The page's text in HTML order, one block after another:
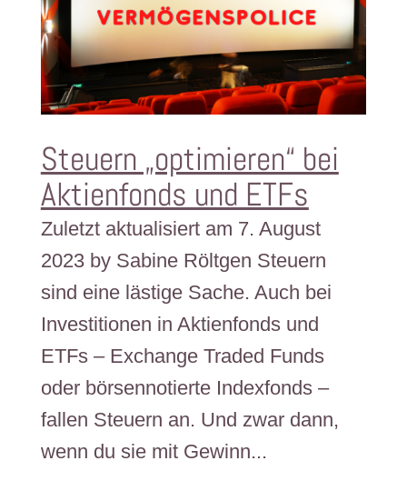
Steuern „optimieren“ bei
Aktienfonds und ETFs
Zuletzt aktualisiert am 7. August
2023 by Sabine Röltgen Steuern
sind eine lästige Sache. Auch bei
Investitionen in Aktienfonds und
ETFs – Exchange Traded Funds
oder börsennotierte Indexfonds –
fallen Steuern an. Und zwar dann,
wenn du sie mit Gewinn...